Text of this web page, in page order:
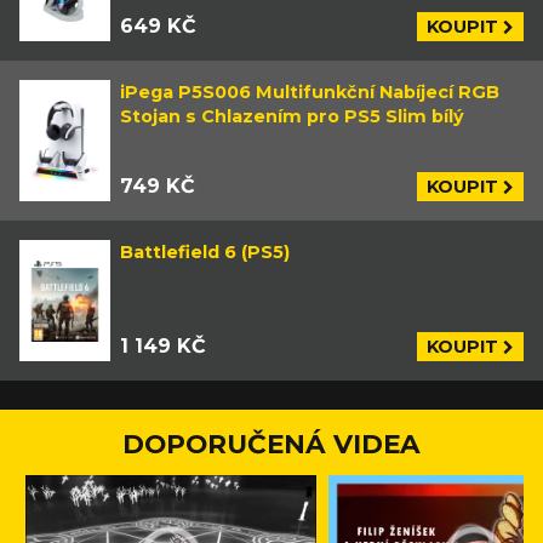
649 KČ KOUPIT
iPega P5S006 Multifunkční Nabíjecí RGB
Stojan s Chlazením pro PS5 Slim bílý
749 KČ KOUPIT
Battlefield 6 (PS5)
1 149 KČ KOUPIT
DOPORUČENÁ VIDEA